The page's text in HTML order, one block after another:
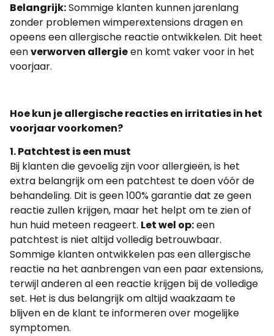
Belangrijk:Sommige klanten kunnen jarenlang
zonder problemen wimperextensions dragen en
opeens een allergische reactie ontwikkelen. Dit heet
eenverworven allergieen komt vaker voor in het
voorjaar.
Hoe kun je allergische reacties en irritaties in het
voorjaar voorkomen?
1. Patchtest is een must
Bij klanten die gevoelig zijn voor allergieën, is het
extra belangrijk om een patchtest te doen vóór de
behandeling. Dit is geen 100% garantie dat ze geen
reactie zullen krijgen, maar het helpt om te zien of
hun huid meteen reageert. Let wel op:een
patchtest is niet altijd volledig betrouwbaar.
Sommige klanten ontwikkelen pas een allergische
reactie na het aanbrengen van een paar extensions,
terwijl anderen al een reactie krijgen bij de volledige
set. Het is dus belangrijk om altijd waakzaam te
blijven en de klant te informeren over mogelijke
symptomen.